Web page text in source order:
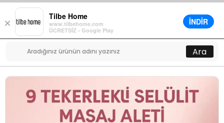
×
Tilbe Home
www.tilbehome.com
ÜCRETSİZ - Google Play
İNDİR
Menü
0
Ara